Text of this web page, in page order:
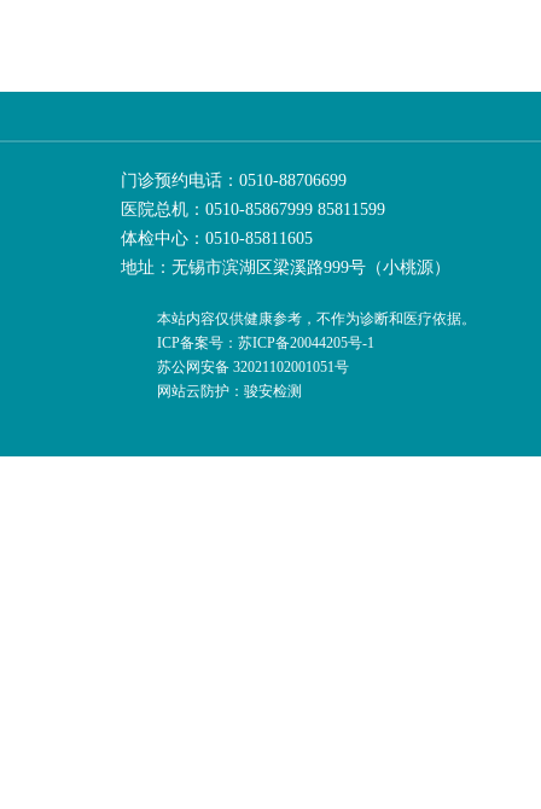
门诊预约电话：0510-88706699
医院总机：0510-85867999 85811599
体检中心：0510-85811605
地址：无锡市滨湖区梁溪路999号（小桃源）
本站内容仅供健康参考，不作为诊断和医疗依据。
ICP备案号：苏ICP备20044205号-1
苏公网安备 32021102001051号
网站云防护：骏安检测